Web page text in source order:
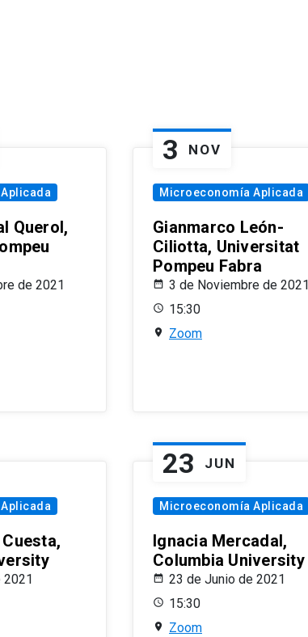
Querol,
de 2021
3 NOV
Microeconomía Aplicada
Gianmarco León-
Ciliotta, Universitat
Pompeu Fabra
3 de Noviembre de 2021
15:30
Zoom
23 JUN
Microeconomía Aplicada
Ignacia Mercadal,
Columbia University
23 de Junio de 2021
15:30
Zoom